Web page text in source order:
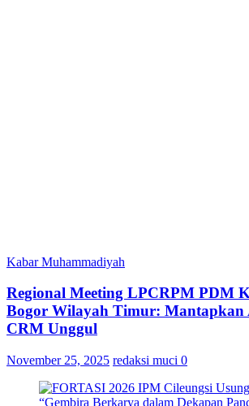
Kabar Muhammadiyah
Regional Meeting LPCRPM PDM
Bogor Wilayah Timur: Mantapkan
CRM Unggul
November 25, 2025 redaksi muci 0